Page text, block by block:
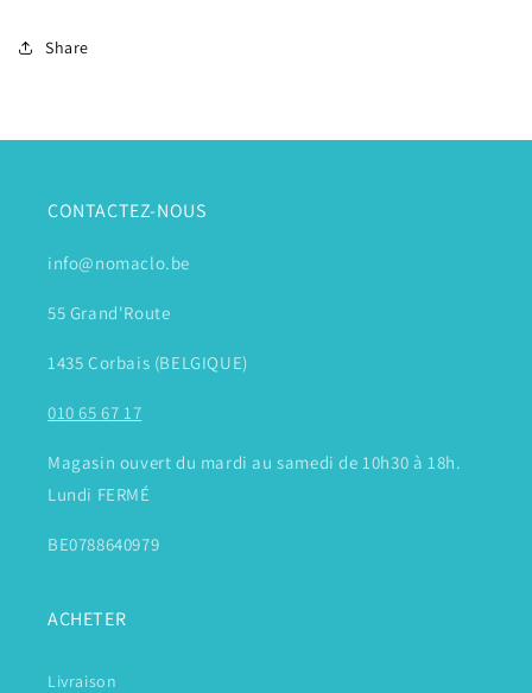
Share
CONTACTEZ-NOUS
info@nomaclo.be
55 Grand'Route
1435 Corbais (BELGIQUE)
010 65 67 17
Magasin ouvert du mardi au samedi de 10h30 à 18h.
Lundi FERMÉ
BE0788640979
ACHETER
Livraison